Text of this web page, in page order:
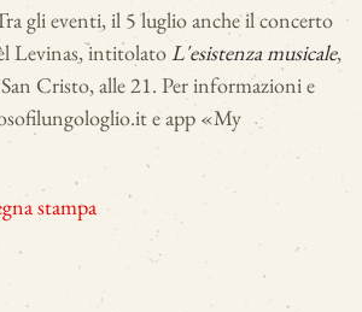
gli eventi, il 5 luglio anche il concerto
Levinas, intitolatoL'esistenza musicale,
Cristo, alle 21. Per informazioni e
e app «My
stampa